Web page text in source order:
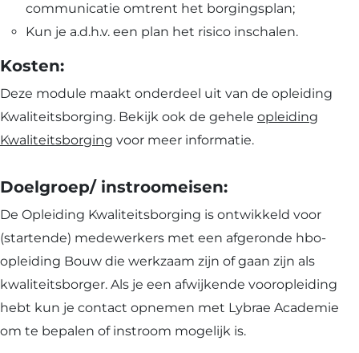
communicatie omtrent het borgingsplan;
Kun je a.d.h.v. een plan het risico inschalen.
Kosten:
Deze module maakt onderdeel uit van de opleiding
Kwaliteitsborging. Bekijk ook de gehele opleiding
Kwaliteitsborging voor meer informatie.
Doelgroep/ instroomeisen:
De Opleiding Kwaliteitsborging is ontwikkeld voor
(startende) medewerkers met een afgeronde hbo-
opleiding Bouw die werkzaam zijn of gaan zijn als
kwaliteitsborger. Als je een afwijkende vooropleiding
hebt kun je contact opnemen met Lybrae Academie
om te bepalen of instroom mogelijk is.